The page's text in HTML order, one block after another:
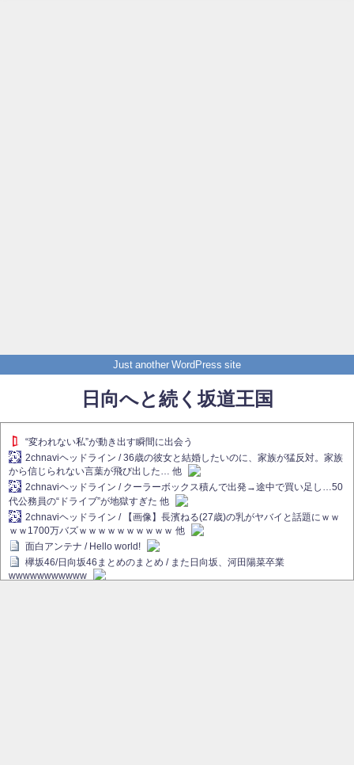
Just another WordPress site
日向へと続く坂道王国
“変われない私”が動き出す瞬間に出会う
2chnaviヘッドライン / 36歳の彼女と結婚したいのに、家族が猛反対。家族
から信じられない言葉が飛び出した… 他
2chnaviヘッドライン / クーラーボックス積んで出発→途中で買い足し…50
代公務員の“ドライブ”が地獄すぎた 他
2chnaviヘッドライン / 【画像】長濱ねる(27歳)の乳がヤバイと話題にｗｗ
ｗｗ1700万バズｗｗｗｗｗｗｗｗｗｗ 他
面白アンテナ / Hello world!
欅坂46/日向坂46まとめのまとめ / また日向坂、河田陽菜卒業
wwwwwwwwwww